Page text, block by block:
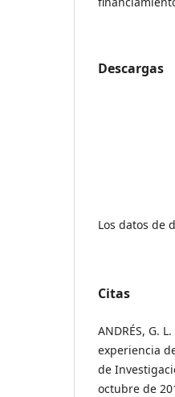
Descargas
Los datos de
Citas
ANDRÉS, G.
experiencia
de
octubre de